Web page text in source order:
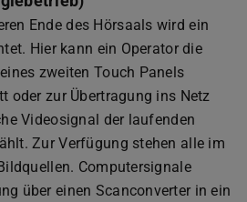
Ende des Hörsaals wird ein
Hier kann ein Operator die
zweiten Touch Panels
oder zur Übertragung ins Netz
Videosignal der laufenden
Zur Verfügung stehen alle im
Computersignale
über einen Scanconverter in ein